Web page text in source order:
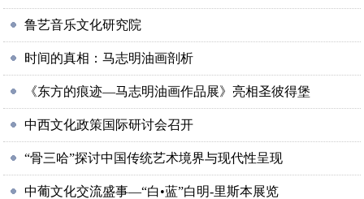
鲁艺音乐文化研究院
时间的真相：马志明油画剖析
《东方的痕迹—马志明油画作品展》亮相圣彼得堡
中西文化政策国际研讨会召开
“骨三哈”探讨中国传统艺术境界与现代性呈现
中葡文化交流盛事—“白•蓝”白明-里斯本展览